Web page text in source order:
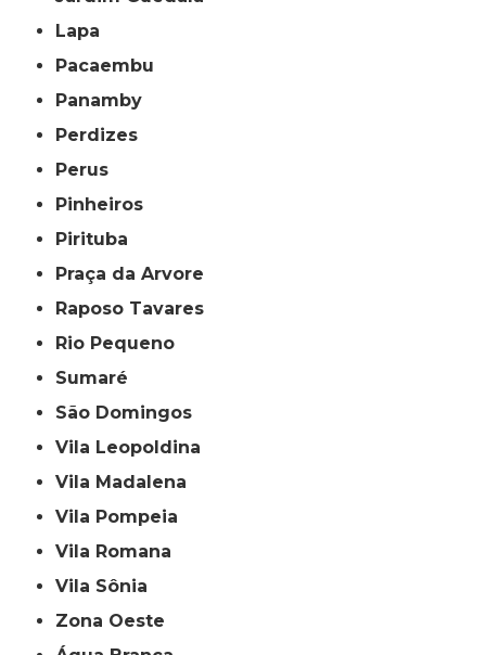
Lapa
Pacaembu
Panamby
Perdizes
Perus
Pinheiros
Pirituba
Praça da Arvore
Raposo Tavares
Rio Pequeno
Sumaré
São Domingos
Vila Leopoldina
Vila Madalena
Vila Pompeia
Vila Romana
Vila Sônia
Zona Oeste